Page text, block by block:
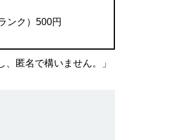
ンク）500円
匿名で構いません。」